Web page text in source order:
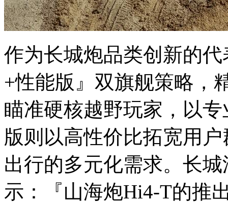
作为长城炮品类创新的
+性能版』双旗舰策略，
瞄准硬核越野玩家，以
版则以高性价比拓宽用
出行的多元化需求。长
示：『山海炮Hi4-T的推